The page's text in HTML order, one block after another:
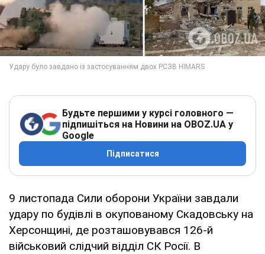
Будьте першими у курсі головного —
підпишіться на Новини на OBOZ.UA у
Google
Підписатися
9 листопада Сили оборони України завдали
удару по будівлі в окупованому Скадовську на
Херсонщині, де розташовувався 126-й
військовий слідчий відділ СК Росії. В